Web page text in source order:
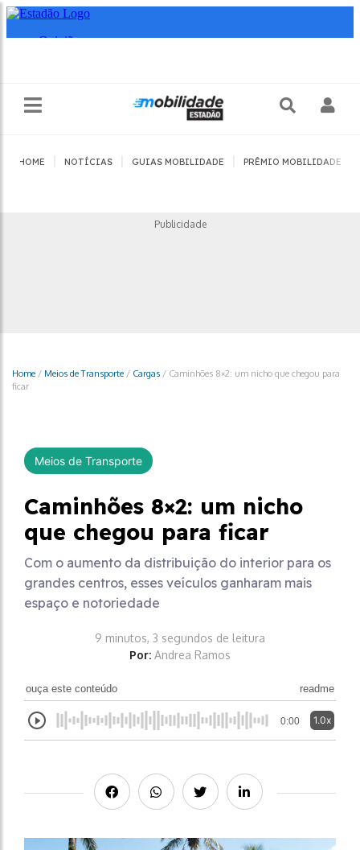
HOME NOTÍCIAS GUIAS MOBILIDADE PRÊMIO MOBILIDADE
Publicidade
Home / Meios de Transporte / Cargas / Caminhões 8×2: um nicho que chegou para
ficar
Meios de Transporte
Caminhões 8×2: um nicho
que chegou para ficar
Com o aumento da distribuição do interior para os
grandes centros, esses veículos ganharam mais
espaço e notoriedade
9 minutos, 3 segundos de leitura
Por: Andrea Ramos
ouça este conteúdo readme
0:00 1.0x